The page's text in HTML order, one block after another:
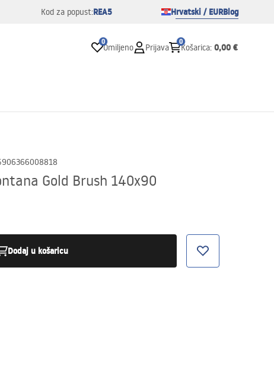
Kod za popust:REA5 Hrvatski / EURBlog
0
Omiljeno Prijava
0
Košarica: 0,00 €
Gold Brush 140x90
Dodaj u košaricu